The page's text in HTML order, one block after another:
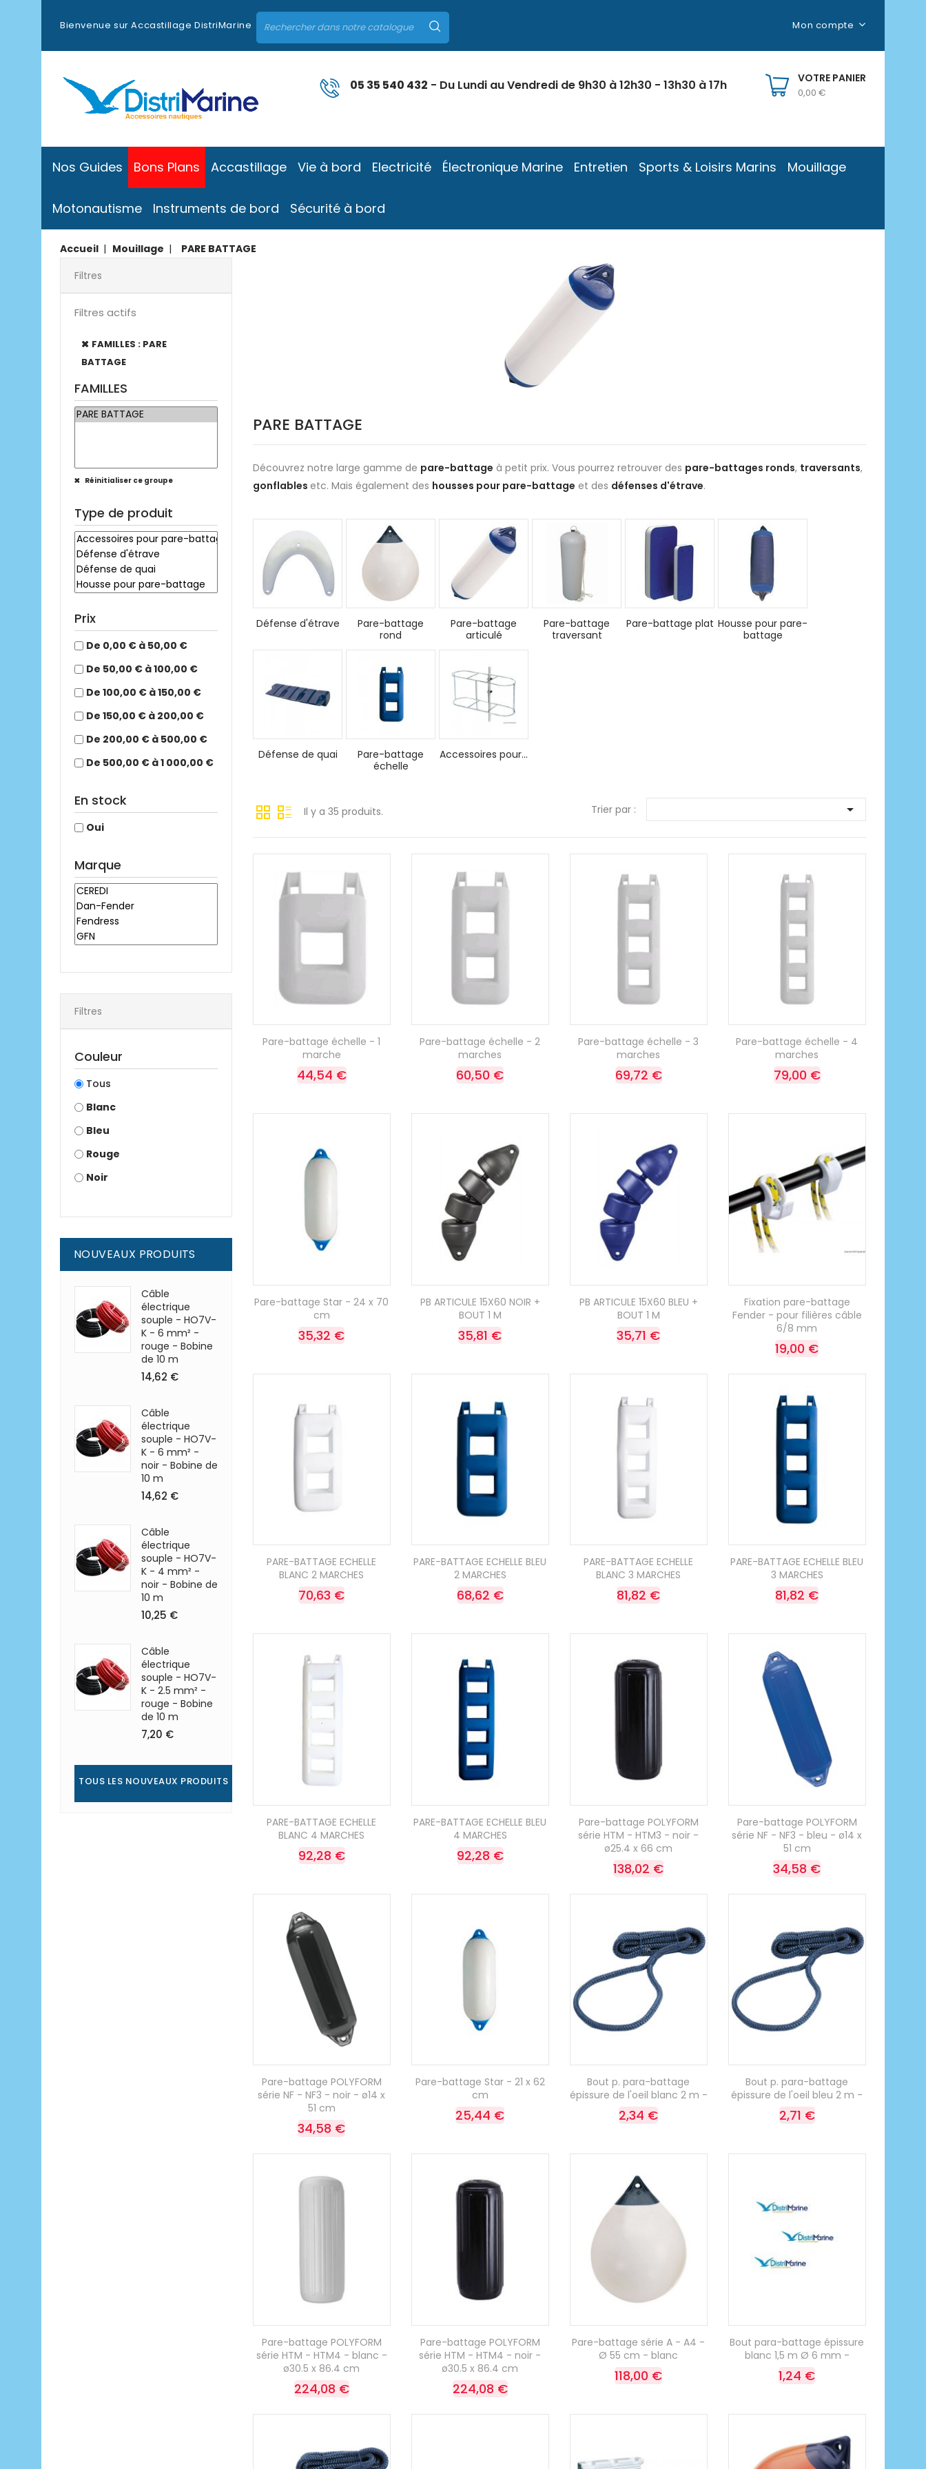
Bienvenue sur Accastillage DistriMarine Mon compte
VOTRE PANIER
0,00 €
05 35 540 432 - Du Lundi au Vendredi de 9h30 à 12h30 - 13h30 à 17h
Nos Guides Bons Plans Accastillage Vie à bord Electricité Électronique Marine Entretien Sports & Loisirs Marins Mouillage
Motonautisme Instruments de bord Sécurité à bord
Accueil Mouillage
PARE BATTAGE
Filtres
Filtres actifs
FAMILLES : PARE
BATTAGE
FAMILLES
Réinitialiser ce groupe
Type de produit
Prix
De 0,00 € à 50,00 €
De 50,00 € à 100,00 €
De 100,00 € à 150,00 €
De 150,00 € à 200,00 €
De 200,00 € à 500,00 €
De 500,00 € à 1 000,00 €
En stock
Oui
Marque
Filtres
Couleur
Tous
Blanc
Bleu
Rouge
Noir
NOUVEAUX PRODUITS
Câble
électrique
souple - HO7V-
K - 6 mm² -
rouge - Bobine
de 10 m
14,62 €
Câble
électrique
souple - HO7V-
K - 6 mm² -
noir - Bobine de
10 m
14,62 €
Câble
électrique
souple - HO7V-
K - 4 mm² -
noir - Bobine de
10 m
10,25 €
Câble
électrique
souple - HO7V-
K - 2.5 mm² -
rouge - Bobine
de 10 m
7,20 €
TOUS LES NOUVEAUX PRODUITS
PARE BATTAGE
Découvrez notre large gamme de pare-battage à petit prix. Vous pourrez retrouver des pare-battages ronds, traversants,
gonflables etc. Mais également des housses pour pare-battage et des défenses d'étrave.
Défense d'étrave
Pare-battage
rond
Pare-battage
articulé
Pare-battage
traversant
Pare-battage plat Housse pour pare-
battage
Défense de quai
Pare-battage
échelle
Accessoires pour...
Il y a 35 produits. Trier par : 
Pare-battage échelle - 1
marche
44,54 €
Pare-battage échelle - 2
marches
60,50 €
Pare-battage échelle - 3
marches
69,72 €
Pare-battage échelle - 4
marches
79,00 €
Pare-battage Star - 24 x 70
cm
35,32 €
PB ARTICULE 15X60 NOIR +
BOUT 1 M
35,81 €
PB ARTICULE 15X60 BLEU +
BOUT 1 M
35,71 €
Fixation pare-battage
Fender - pour filières câble
6/8 mm
19,00 €
PARE-BATTAGE ECHELLE
BLANC 2 MARCHES
70,63 €
PARE-BATTAGE ECHELLE BLEU
2 MARCHES
68,62 €
PARE-BATTAGE ECHELLE
BLANC 3 MARCHES
81,82 €
PARE-BATTAGE ECHELLE BLEU
3 MARCHES
81,82 €
PARE-BATTAGE ECHELLE
BLANC 4 MARCHES
92,28 €
PARE-BATTAGE ECHELLE BLEU
4 MARCHES
92,28 €
Pare-battage POLYFORM
série HTM - HTM3 - noir -
ø25.4 x 66 cm
138,02 €
Pare-battage POLYFORM
série NF - NF3 - bleu - ø14 x
51 cm
34,58 €
Pare-battage POLYFORM
série NF - NF3 - noir - ø14 x
51 cm
34,58 €
Pare-battage Star - 21 x 62
cm
25,44 €
Bout p. para-battage
épissure de l'oeil blanc 2 m -
2,34 €
Bout p. para-battage
épissure de l'oeil bleu 2 m -
2,71 €
Pare-battage POLYFORM
série HTM - HTM4 - blanc -
ø30.5 x 86.4 cm
224,08 €
Pare-battage POLYFORM
série HTM - HTM4 - noir -
ø30.5 x 86.4 cm
224,08 €
Pare-battage série A - A4 -
Ø 55 cm - blanc
118,00 €
Bout para-battage épissure
blanc 1,5 m Ø 6 mm -
1,24 €